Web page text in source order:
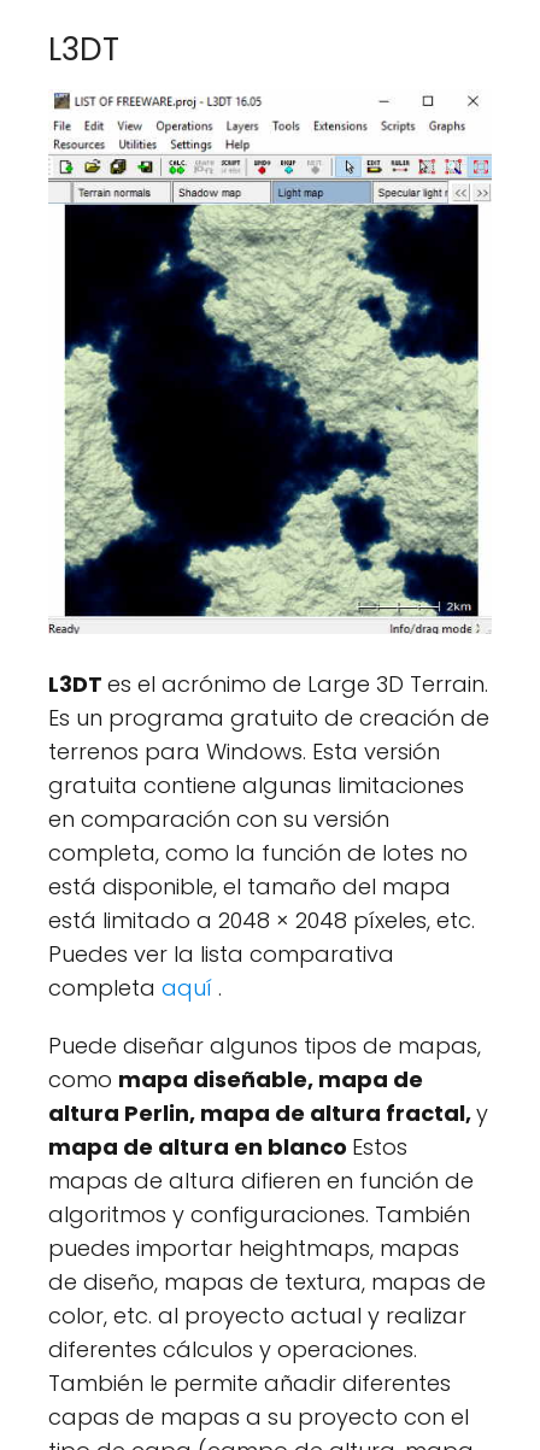
L3DT
L3DT es el acrónimo de Large 3D Terrain.
Es un programa gratuito de creación de
terrenos para Windows. Esta versión
gratuita contiene algunas limitaciones
en comparación con su versión
completa, como la función de lotes no
está disponible, el tamaño del mapa
está limitado a 2048 × 2048 píxeles, etc.
Puedes ver la lista comparativa
completa aquí .
Puede diseñar algunos tipos de mapas,
como mapa diseñable, mapa de
altura Perlin, mapa de altura fractal,y
mapa de altura en blanco Estos
mapas de altura difieren en función de
algoritmos y configuraciones. También
puedes importar heightmaps, mapas
de diseño, mapas de textura, mapas de
color, etc. al proyecto actual y realizar
diferentes cálculos y operaciones.
También le permite añadir diferentes
capas de mapas a su proyecto con el